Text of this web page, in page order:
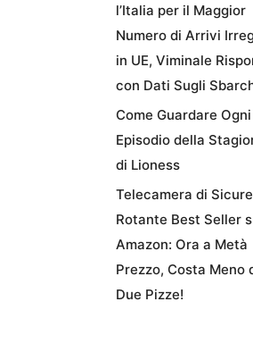
l’Italia per il Maggior
Numero di Arrivi
in UE, Viminale
con Dati Sugli
Come Guardare Ogni
Episodio della
di Lioness
Telecamera di
Rotante Best Seller
Amazon: Ora a Metà
Prezzo, Costa Meno
Due Pizze!